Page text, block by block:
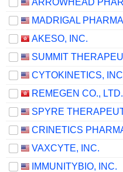
AKESO, INC.
REMEGEN CO., LTD.
VAXCYTE, INC.
IMMUNITYBIO, INC.